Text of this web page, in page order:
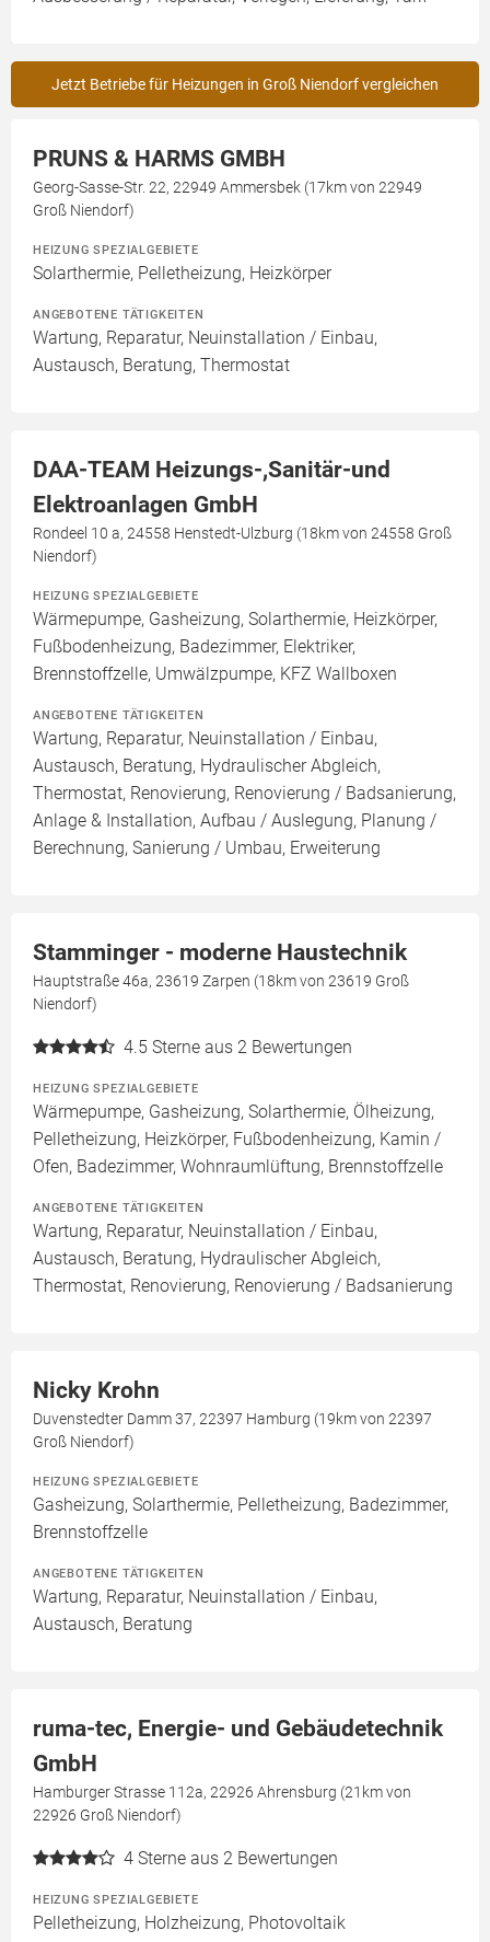
Jetzt Betriebe für Heizungen in Groß Niendorf vergleichen
PRUNS & HARMS GMBH
Georg-Sasse-Str. 22, 22949 Ammersbek (17km von 22949
Groß Niendorf)
HEIZUNG SPEZIALGEBIETE
Solarthermie, Pelletheizung, Heizkörper
ANGEBOTENE TÄTIGKEITEN
Wartung, Reparatur, Neuinstallation / Einbau,
Austausch, Beratung, Thermostat
DAA-TEAM Heizungs-,Sanitär-und
Elektroanlagen GmbH
Rondeel 10 a, 24558 Henstedt-Ulzburg (18km von 24558 Groß
Niendorf)
HEIZUNG SPEZIALGEBIETE
Wärmepumpe, Gasheizung, Solarthermie, Heizkörper,
Fußbodenheizung, Badezimmer, Elektriker,
Brennstoffzelle, Umwälzpumpe, KFZ Wallboxen
ANGEBOTENE TÄTIGKEITEN
Wartung, Reparatur, Neuinstallation / Einbau,
Austausch, Beratung, Hydraulischer Abgleich,
Thermostat, Renovierung, Renovierung / Badsanierung,
Anlage & Installation, Aufbau / Auslegung, Planung /
Berechnung, Sanierung / Umbau, Erweiterung
Stamminger - moderne Haustechnik
Hauptstraße 46a, 23619 Zarpen (18km von 23619 Groß
Niendorf)
4.5 Sterne aus 2 Bewertungen
HEIZUNG SPEZIALGEBIETE
Wärmepumpe, Gasheizung, Solarthermie, Ölheizung,
Pelletheizung, Heizkörper, Fußbodenheizung, Kamin /
Ofen, Badezimmer, Wohnraumlüftung, Brennstoffzelle
ANGEBOTENE TÄTIGKEITEN
Wartung, Reparatur, Neuinstallation / Einbau,
Austausch, Beratung, Hydraulischer Abgleich,
Thermostat, Renovierung, Renovierung / Badsanierung
Nicky Krohn
Duvenstedter Damm 37, 22397 Hamburg (19km von 22397
Groß Niendorf)
HEIZUNG SPEZIALGEBIETE
Gasheizung, Solarthermie, Pelletheizung, Badezimmer,
Brennstoffzelle
ANGEBOTENE TÄTIGKEITEN
Wartung, Reparatur, Neuinstallation / Einbau,
Austausch, Beratung
ruma-tec, Energie- und Gebäudetechnik
GmbH
Hamburger Strasse 112a, 22926 Ahrensburg (21km von
22926 Groß Niendorf)
4 Sterne aus 2 Bewertungen
HEIZUNG SPEZIALGEBIETE
Pelletheizung, Holzheizung, Photovoltaik